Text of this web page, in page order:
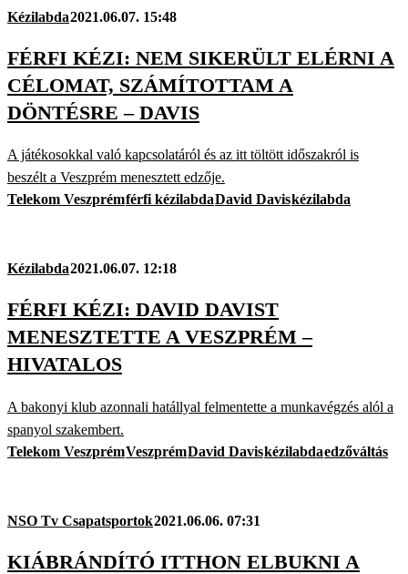
Kézilabda2021.06.07. 15:48
FÉRFI KÉZI: NEM SIKERÜLT ELÉRNI A
CÉLOMAT, SZÁMÍTOTTAM A
DÖNTÉSRE – DAVIS
A játékosokkal való kapcsolatáról és az itt töltött időszakról is
beszélt a Veszprém menesztett edzője.
Telekom Veszprémférfi kézilabdaDavid Daviskézilabda
Kézilabda2021.06.07. 12:18
FÉRFI KÉZI: DAVID DAVIST
MENESZTETTE A VESZPRÉM –
HIVATALOS
A bakonyi klub azonnali hatállyal felmentette a munkavégzés alól a
spanyol szakembert.
Telekom VeszprémVeszprémDavid Daviskézilabdaedzőváltás
NSO Tv Csapatsportok2021.06.06. 07:31
KIÁBRÁNDÍTÓ ITTHON ELBUKNI A